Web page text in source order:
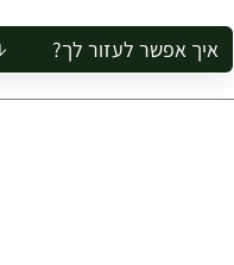
איך אפשר לעזור לך?
להזמין סיור לקבוצה